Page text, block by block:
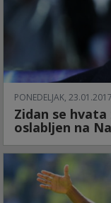
PONEDELJAK,
Zidan se
oslabljen na